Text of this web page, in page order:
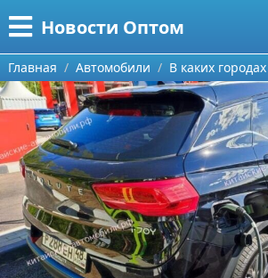
Новости Оптом
Меню
Главная
Категории
Информационные технологии
Автомобили
Знаменитости
Политика
Поиск
О проекте
Контакты
Сотрудничество
Главная Автомобили В каких